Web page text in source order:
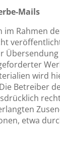
Mails
im Rahmen
wird
Betreiber
etwa